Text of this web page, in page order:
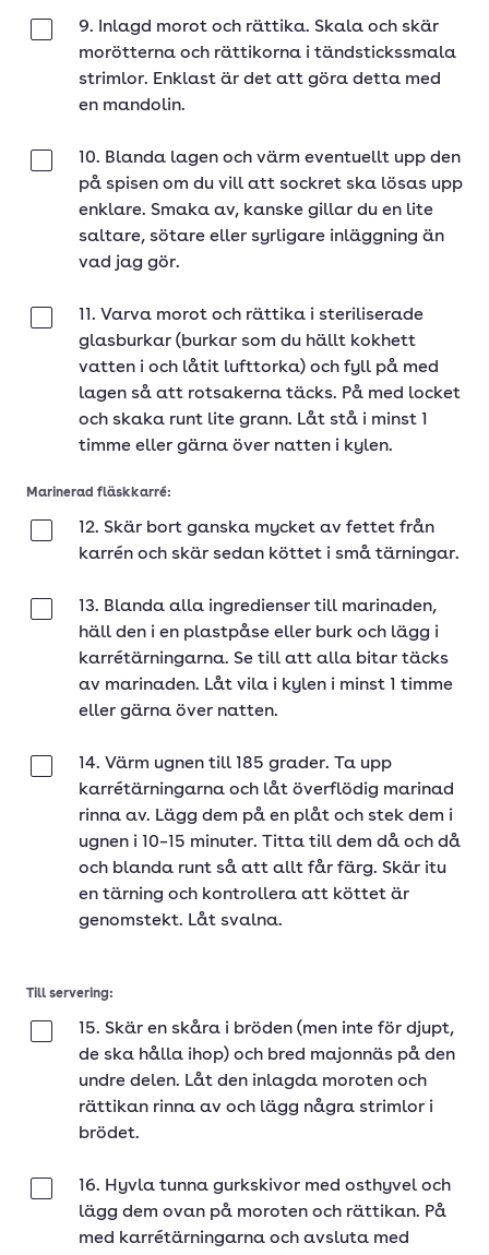
9. Inlagd morot och rättika. Skala och skär
morötterna och rättikorna i tändstickssmala
strimlor. Enklast är det att göra detta med
en mandolin.
10. Blanda lagen och värm eventuellt upp den
på spisen om du vill att sockret ska lösas upp
enklare. Smaka av, kanske gillar du en lite
saltare, sötare eller syrligare inläggning än
vad jag gör.
11. Varva morot och rättika i steriliserade
glasburkar (burkar som du hällt kokhett
vatten i och låtit lufttorka) och fyll på med
lagen så att rotsakerna täcks. På med locket
och skaka runt lite grann. Låt stå i minst 1
timme eller gärna över natten i kylen.
Marinerad fläskkarré:
12. Skär bort ganska mycket av fettet från
karrén och skär sedan köttet i små tärningar.
13. Blanda alla ingredienser till marinaden,
häll den i en plastpåse eller burk och lägg i
karrétärningarna. Se till att alla bitar täcks
av marinaden. Låt vila i kylen i minst 1 timme
eller gärna över natten.
14. Värm ugnen till 185 grader. Ta upp
karrétärningarna och låt överflödig marinad
rinna av. Lägg dem på en plåt och stek dem i
ugnen i 10–15 minuter. Titta till dem då och då
och blanda runt så att allt får färg. Skär itu
en tärning och kontrollera att köttet är
genomstekt. Låt svalna.
Till servering:
15. Skär en skåra i bröden (men inte för djupt,
de ska hålla ihop) och bred majonnäs på den
undre delen. Låt den inlagda moroten och
rättikan rinna av och lägg några strimlor i
brödet.
16. Hyvla tunna gurkskivor med osthyvel och
lägg dem ovan­ på moroten och rättikan. På
med karrétärningarna och avsluta med